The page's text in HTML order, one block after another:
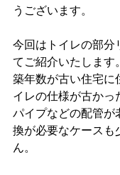
うございます。
今回はトイレの部分
てご紹介いたします。
築年数が古い住宅に
イレの仕様が古かっ
パイプなどの配管が
換が必要なケースも
ん。